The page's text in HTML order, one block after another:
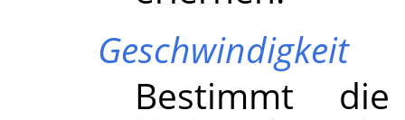
Geschwindigkeit
Bestimmt